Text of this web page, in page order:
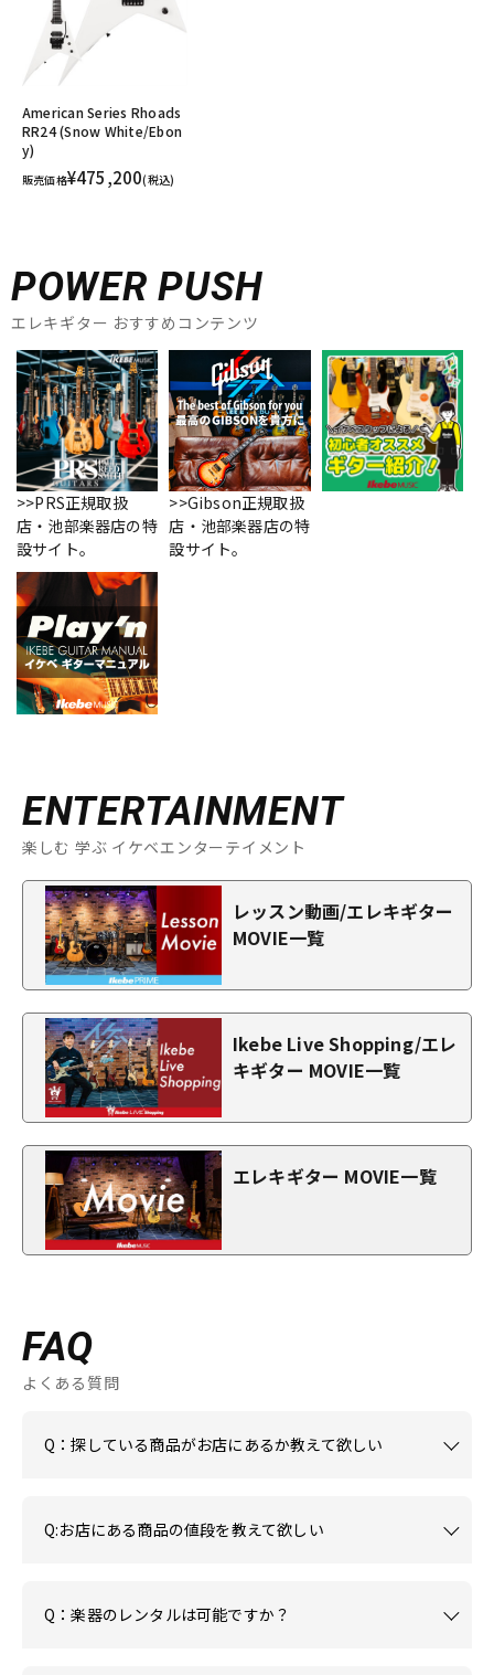
American Series Rhoads
RR24 (Snow White/Ebon
y)
販売価格¥475,200(税込)
POWER PUSH
エレキギター おすすめコンテンツ
>>PRS正規取扱
店・池部楽器店の特
設サイト。
>>Gibson正規取扱
店・池部楽器店の特
設サイト。
ENTERTAINMENT
楽しむ 学ぶ イケベエンターテイメント
レッスン動画/エレキギター
MOVIE一覧
Ikebe Live Shopping/エレ
キギター MOVIE一覧
エレキギター MOVIE一覧
FAQ
よくある質問
Q：探している商品がお店にあるか教えて欲しい
Q:お店にある商品の値段を教えて欲しい
Q：楽器のレンタルは可能ですか？